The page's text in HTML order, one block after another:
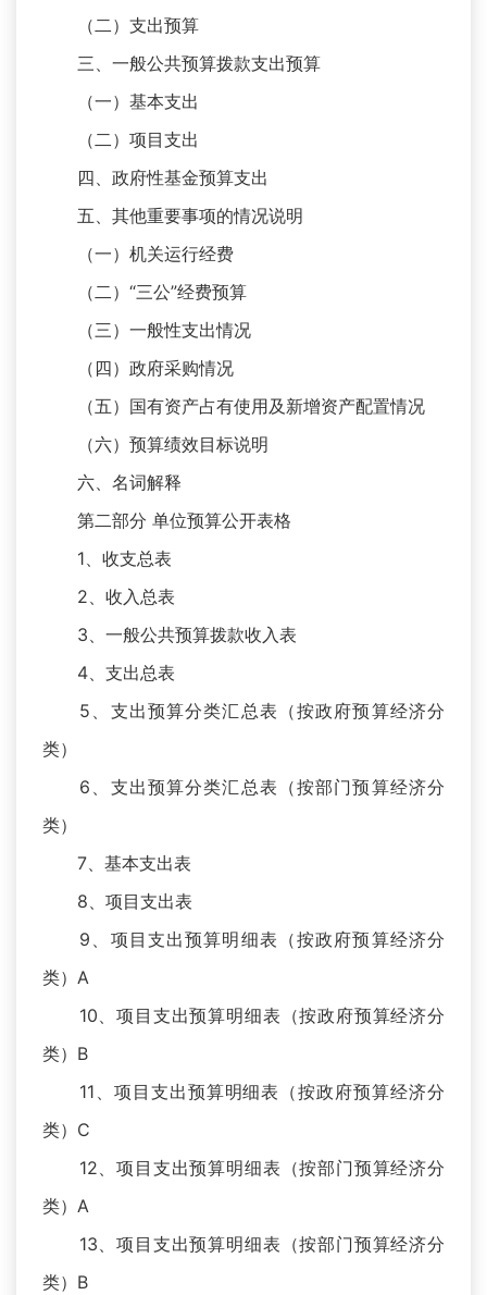
（二）支出预算
三、一般公共预算拨款支出预算
（一）基本支出
（二）项目支出
四、政府性基金预算支出
五、其他重要事项的情况说明
（一）机关运行经费
（二）“三公”经费预算
（三）一般性支出情况
（四）政府采购情况
（五）国有资产占有使用及新增资产配置情况
（六）预算绩效目标说明
六、名词解释
第二部分 单位预算公开表格
1、收支总表
2、收入总表
3、一般公共预算拨款收入表
4、支出总表
5、支出预算分类汇总表（按政府预算经济分
类）
6、支出预算分类汇总表（按部门预算经济分
类）
7、基本支出表
8、项目支出表
9、项目支出预算明细表（按政府预算经济分
类）A
10、项目支出预算明细表（按政府预算经济分
类）B
11、项目支出预算明细表（按政府预算经济分
类）C
12、项目支出预算明细表（按部门预算经济分
类）A
13、项目支出预算明细表（按部门预算经济分
类）B